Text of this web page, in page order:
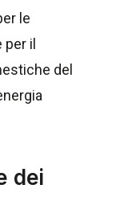
le
il
del
dei